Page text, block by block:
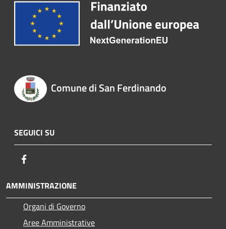
Comune di San Ferdinando
SEGUICI SU
AMMINISTRAZIONE
Organi di Governo
Aree Amministrative